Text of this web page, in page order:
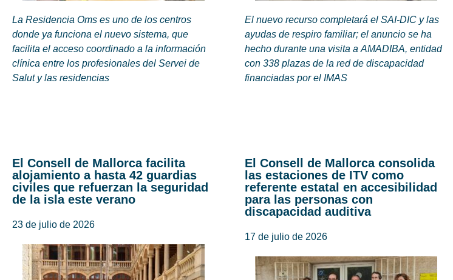
La Residencia Oms es uno de los centros
donde ya funciona el nuevo sistema, que
facilita el acceso coordinado a la información
clínica entre los profesionales del Servei de
Salut y las residencias
El nuevo recurso completará el SAI-DIC y las
ayudas de respiro familiar; el anuncio se ha
hecho durante una visita a AMADIBA, entidad
con 338 plazas de la red de discapacidad
financiadas por el IMAS
El Consell de Mallorca facilita
alojamiento a hasta 42 guardias
civiles que refuerzan la seguridad
de la isla este verano
23 de julio de 2026
El Consell de Mallorca consolida
las estaciones de ITV como
referente estatal en accesibilidad
para las personas con
discapacidad auditiva
17 de julio de 2026